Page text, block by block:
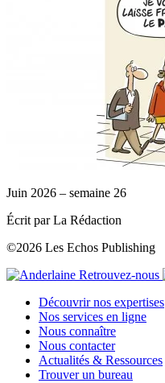
Juin 2026 – semaine 26
Écrit par La Rédaction
©2026 Les Echos Publishing
Retrouvez-nous
Découvrir nos expertises
Nos services en ligne
Nous connaître
Nous contacter
Actualités & Ressources
Trouver un bureau